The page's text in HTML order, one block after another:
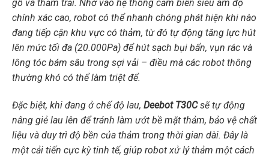
gỗ và thảm trải. Nhờ vào hệ thống cảm biến siêu âm độ
chính xác cao, robot có thể nhanh chóng phát hiện khi nào
đang tiếp cận khu vực có thảm, từ đó tự động tăng lực hút
lên mức tối đa (20.000Pa) để hút sạch bụi bẩn, vụn rác và
lông tóc bám sâu trong sợi vải – điều mà các robot thông
thường khó có thể làm triệt để.
Đặc biệt, khi đang ở chế độ lau, Deebot T30Csẽ tự động
nâng giẻ lau lên để tránh làm ướt bề mặt thảm, bảo vệ chất
liệu và duy trì độ bền của thảm trong thời gian dài. Đây là
một cải tiến cực kỳ tinh tế, giúp robot xử lý thảm một cách